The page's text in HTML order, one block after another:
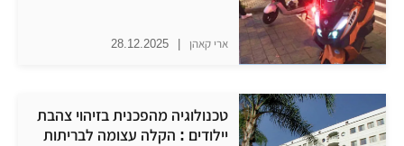
ארי קאהן |
28.12.2025
טכנולוגיה מהפכנית בזיהוי צהבת
יילודים : הקלה עצומה לבריתות